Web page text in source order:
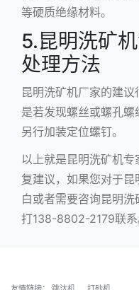
等硬质绝缘材料。
5.昆明洗矿
处理方法
昆明洗矿机厂家的建
是若发现螺丝或螺孔螺
另行加装定位螺钉。
以上就是昆明洗矿机
复建议，如果您对于昆
白或者需要咨询昆明
打138-8802-2179联系